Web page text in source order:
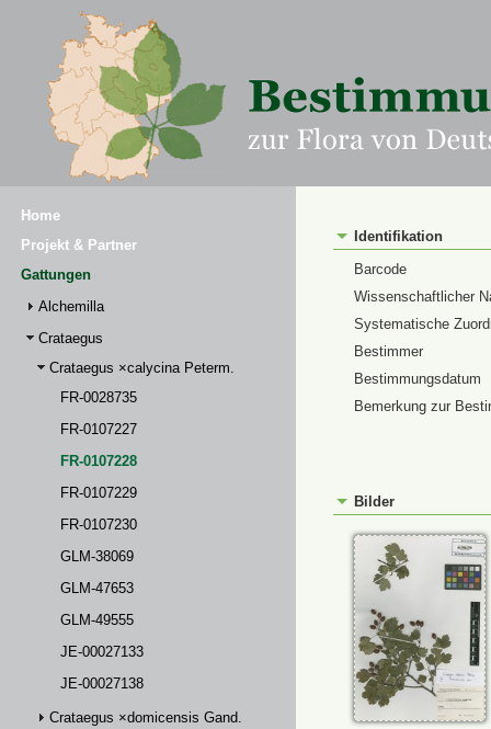
Home
Projekt & Partner
Gattungen
Alchemilla
Crataegus
Crataegus ×calycina Peterm.
FR-0028735
FR-0107227
FR-0107228
FR-0107229
FR-0107230
GLM-38069
GLM-47653
GLM-49555
JE-00027133
JE-00027138
Crataegus ×domicensis Gand.
Identifikation
Barcode
Wissenschaftlicher
Systematische
Bestimmer
Bestimmungsdatum
Bemerkung zur
Bilder